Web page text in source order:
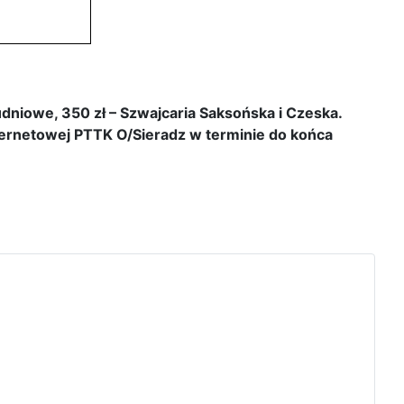
350 zł – Szwajcaria Saksońska i Czeska.
PTTK O/Sieradz w terminie do końca